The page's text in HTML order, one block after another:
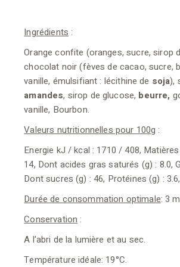
Ingrédients :
Orange confite (oranges, sucre, sirop
chocolat noir (fèves de cacao, sucre,
vanille, émulsifiant : lécithine de soja),
amandes, sirop de glucose, beurre,
vanille, Bourbon.
Valeurs nutritionnelles pour 100g :
Energie kJ / kcal : 1710 / 408,
14, Dont acides gras saturés (g) : 8.0,
Dont sucres (g) : 46, Protéines (g) :
Durée de consommation optimale: 3
Conservation :
A l’abri de la lumière et au sec.
Température idéale: 19°C.